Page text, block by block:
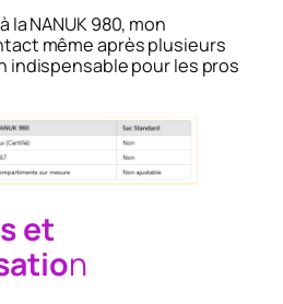
la NANUK 980, mon
même après plusieurs
indispensable pour les pros
et
n